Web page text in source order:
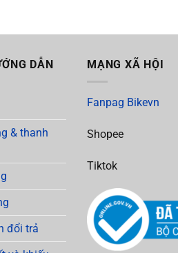
DẪN
& thanh
đổi trả
MẠNG XÃ HỘI
Fanpag Bikevn
Shopee
Tiktok